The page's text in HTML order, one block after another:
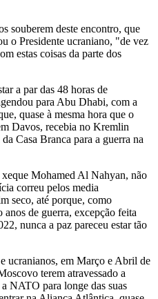
souberem deste encontro, que
o Presidente ucraniano, "de vez
estas coisas da parte dos
a par das 48 horas de
para Abu Dhabi, com a
quase à mesma hora que o
Davos, recebia no Kremlin
Casa Branca para a guerra na
Mohamed Al Nahyan, não
correu pelos media
seco, até porque, como
anos de guerra, excepção feita
nunca a paz pareceu estar tão
ucranianos, em Março e Abril de
terem atravessado a
NATO para longe das suas